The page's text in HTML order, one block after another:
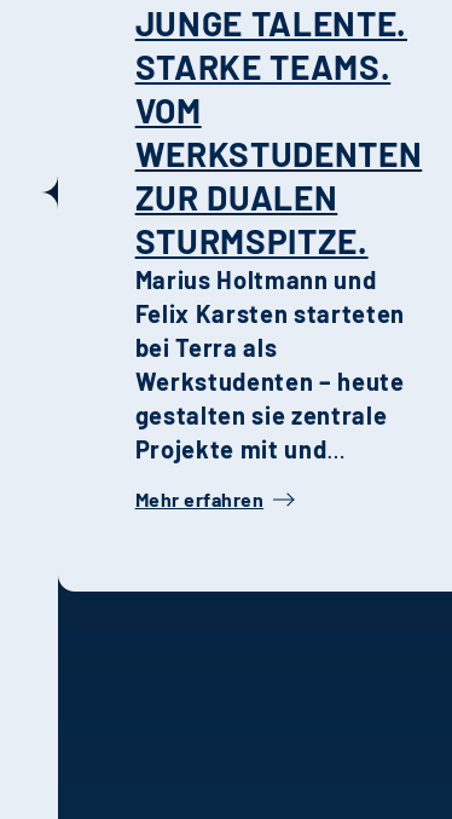
JUNGE TALENTE.
STARKE TEAMS.
VOM
WERKSTUDENTEN
ZUR DUALEN
STURMSPITZE.
Marius Holtmann und
Felix Karsten starteten
bei Terra als
Werkstudenten – heute
gestalten sie zentrale
Projekte mit und
prägenden Kräften in
Fachbereichen. Ihre
Mehr erfahren